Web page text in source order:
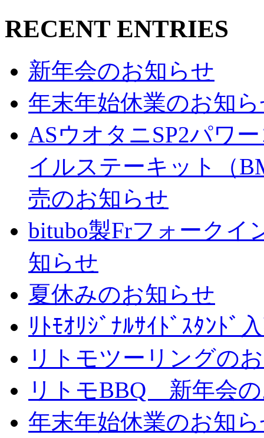
RECENT ENTRIES
新年会のお知らせ
年末年始休業のお知
ASウオタニSP2パワ
イルステーキット（
売のお知らせ
bitubo製Frフォークイ
知らせ
夏休みのお知らせ
ﾘﾄﾓｵﾘｼﾞﾅﾙｻｲﾄﾞｽﾀﾝﾄﾞ
リトモツーリングの
リトモBBQ 新年会
年末年始休業のお知